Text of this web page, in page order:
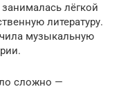
лёгкой
литературу.
музыкальную
сложно —